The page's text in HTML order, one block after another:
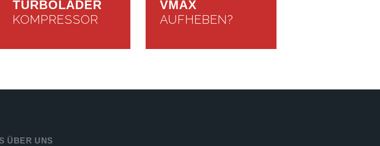
TURBOLADER
KOMPRESSOR
VMAX
AUFHEBEN?
ÜBER UNS